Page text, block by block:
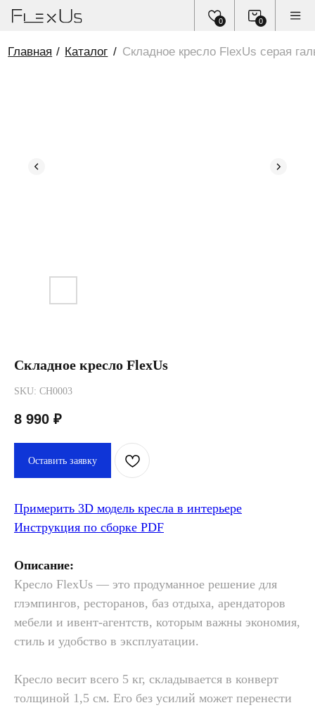
Складное кресло FlexUs
SKU: CH0003
8 990 ₽
Оставить заявку
Примерить 3D модель кресла в интерьере
Инструкция по сборке PDF
Описание:
Кресло FlexUs — это продуманное решение для
глэмпингов, ресторанов, баз отдыха, арендаторов
мебели и ивент-агентств, которым важны экономия,
стиль и удобство в эксплуатации.
Кресло весит всего 5 кг, складывается в конверт
толщиной 1,5 см. Его без усилий может перенести